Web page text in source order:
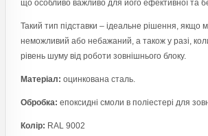
що особливо важливо для його ефективної та
Такий тип підставки – ідеальне рішення, якщо
неможливий або небажаний, а також у разі,
рівень шуму від роботи зовнішнього блоку.
Матеріал: оцинкована сталь.
Обробка: епоксидні смоли в поліестері для
Колір: RAL 9002